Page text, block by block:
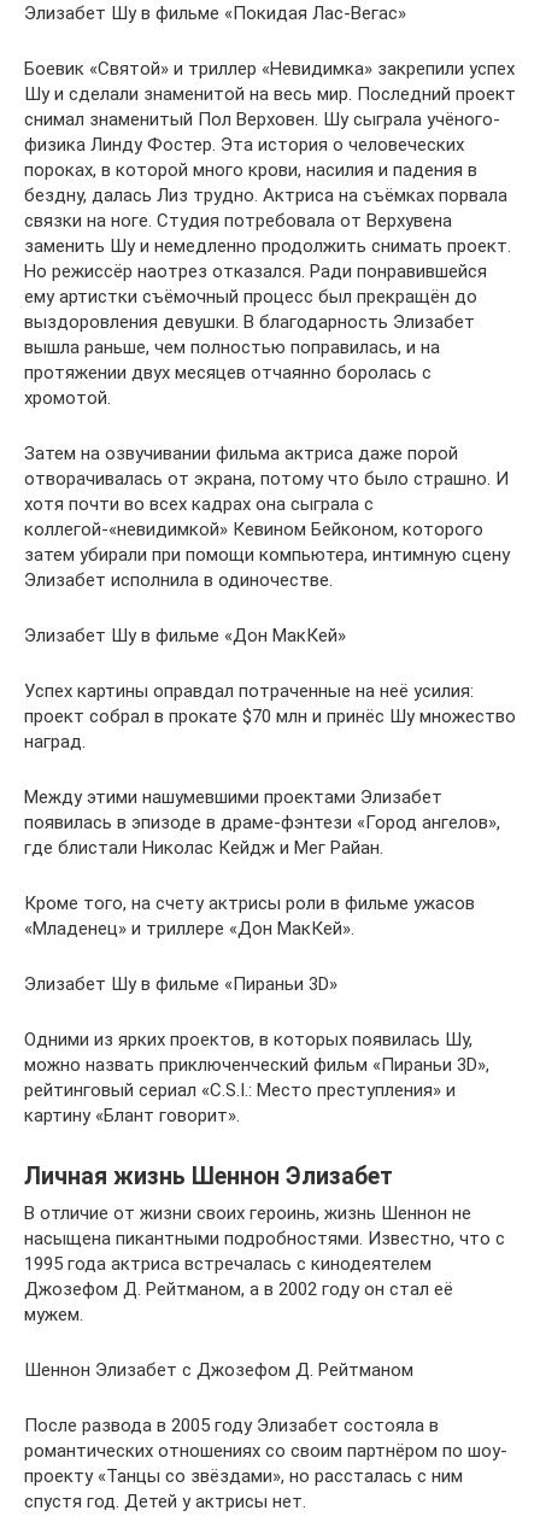
Элизабет Шу в фильме «Покидая Лас-Вегас»
Боевик «Святой» и триллер «Невидимка» закрепили успех
Шу и сделали знаменитой на весь мир. Последний проект
снимал знаменитый Пол Верховен. Шу сыграла учёного-
физика Линду Фостер. Эта история о человеческих
пороках, в которой много крови, насилия и падения в
бездну, далась Лиз трудно. Актриса на съёмках порвала
связки на ноге. Студия потребовала от Верхувена
заменить Шу и немедленно продолжить снимать проект.
Но режиссёр наотрез отказался. Ради понравившейся
ему артистки съёмочный процесс был прекращён до
выздоровления девушки. В благодарность Элизабет
вышла раньше, чем полностью поправилась, и на
протяжении двух месяцев отчаянно боролась с
хромотой.
Затем на озвучивании фильма актриса даже порой
отворачивалась от экрана, потому что было страшно. И
хотя почти во всех кадрах она сыграла с
коллегой-«невидимкой» Кевином Бейконом, которого
затем убирали при помощи компьютера, интимную сцену
Элизабет исполнила в одиночестве.
Элизабет Шу в фильме «Дон МакКей»
Успех картины оправдал потраченные на неё усилия:
проект собрал в прокате $70 млн и принёс Шу множество
наград.
Между этими нашумевшими проектами Элизабет
появилась в эпизоде в драме-фэнтези «Город ангелов»,
где блистали Николас Кейдж и Мег Райан.
Кроме того, на счету актрисы роли в фильме ужасов
«Младенец» и триллере «Дон МакКей».
Элизабет Шу в фильме «Пираньи 3D»
Одними из ярких проектов, в которых появилась Шу,
можно назвать приключенческий фильм «Пираньи 3D»,
рейтинговый сериал «C.S.I.: Место преступления» и
картину «Блант говорит».
Личная жизнь Шеннон Элизабет
В отличие от жизни своих героинь, жизнь Шеннон не
насыщена пикантными подробностями. Известно, что с
1995 года актриса встречалась с кинодеятелем
Джозефом Д. Рейтманом, а в 2002 году он стал её
мужем.
Шеннон Элизабет с Джозефом Д. Рейтманом
После развода в 2005 году Элизабет состояла в
романтических отношениях со своим партнёром по шоу-
проекту «Танцы со звёздами», но рассталась с ним
спустя год. Детей у актрисы нет.